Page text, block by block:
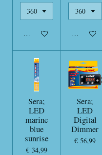
In winkelwagen In
Sera;
LED
marine
blue
sunrise
€ 34,99
Sera;
LED
Digital
Dimmer
€ 56,99